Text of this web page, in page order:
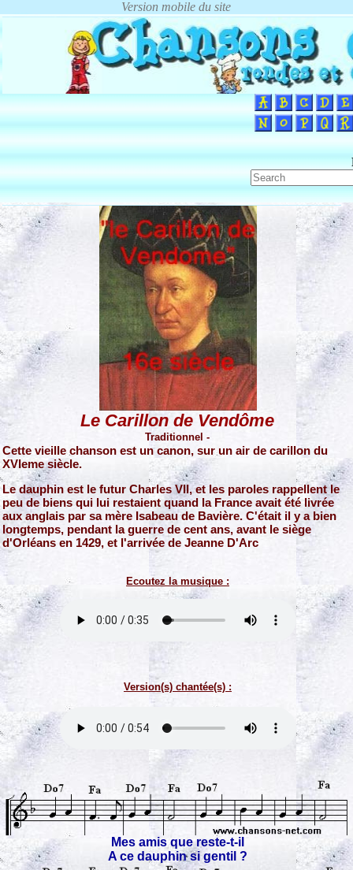
Le Carillon de Vendôme
Traditionnel -
Cette vieille chanson est un canon, sur un air de carillon du
XVIeme siècle.
Le dauphin est le futur Charles VII, et les paroles rappellent le
peu de biens qui lui restaient quand la France avait été livrée
aux anglais par sa mère Isabeau de Bavière. C'était il y a bien
longtemps, pendant la guerre de cent ans, avant le siège
d'Orléans en 1429, et l'arrivée de Jeanne D'Arc
Ecoutez la musique :
Version(s) chantée(s) :
Mes amis que reste-t-il
A ce dauphin si gentil ?